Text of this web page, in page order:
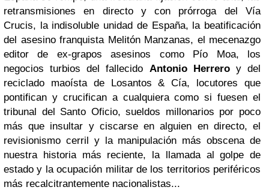
retransmisiones en directo y con prórroga del Vía
Crucis, la indisoluble unidad de España, la beatificación
del asesino franquista Melitón Manzanas, el mecenazgo
editor de ex-grapos asesinos como Pío Moa, los
negocios turbios del fallecido Antonio Herreroy del
reciclado maoísta de Losantos & Cía, locutores que
pontifican y crucifican a cualquiera como si fuesen el
tribunal del Santo Oficio, sueldos millonarios por poco
más que insultar y ciscarse en alguien en directo, el
revisionismo cerril y la manipulación más obscena de
nuestra historia más reciente, la llamada al golpe de
estado y la ocupación militar de los territorios periféricos
más recalcitrantemente nacionalistas...